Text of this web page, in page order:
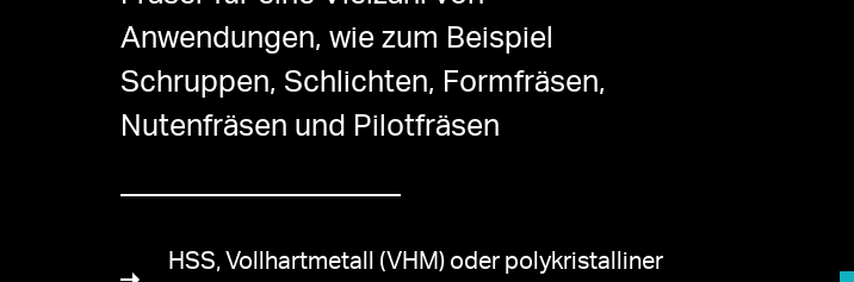
Anwendungen, wie zum Beispiel
Schruppen, Schlichten, Formfräsen,
Nutenfräsen und Pilotfräsen
HSS, Vollhartmetall (VHM) oder polykristalliner